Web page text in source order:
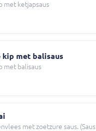
met ketjapsaus
kip met balisaus
met balisaus
met zoetzure saus. (Saus